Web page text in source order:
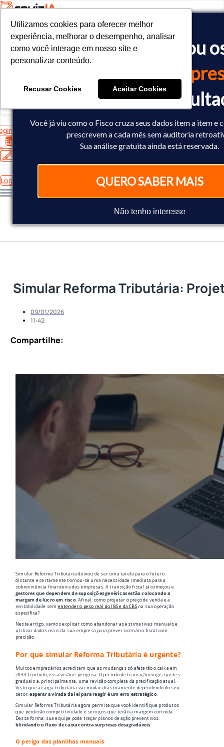
O Fisco já cruzou
dadosda sua
Você já sabe o
Você já viu como o Fisco cruza seus dados item a item e
prescrevem a cada mês sem auditoria
Sua análise gratuita ainda está reservada.
QUERO SABER MAIS
Não tenho interesse
Utilizamos cookies para oferecer melhor
experiência, melhorar o desempenho, analisar
como você interage em nosso site e
personalizar conteúdo.
Recusar Cookies Aceitar Cookies
Utilizamos cookies para oferecer melhor
experiência, melhorar o desempenho, analisar
como você interage em nosso site e
personalizar conteúdo.
Recusar Cookies Aceitar Cookies
<!-- Google tag (gtag.js) -->
<script async src="https://www.googletagmanager.com/gtag/
<script>
  window.dataLayer = window.dataLayer || [];
  gtag('config', 'AW-10793602440');
Experimente Grátis
Login
Simular Reforma Tributária:
09/01/2026
11:42
Compartilhe:
Simular Reforma Tributária deixou de ser uma tarefa para o futuro
distante e certamente tornou-se uma necessidade imediata para a
sobrevivência financeira das empresas. A transição fiscal já começou e
gestores que dependem de suposições genéricas estão colocando a
margem de lucro em risco. Afinal, como projetar o preço de venda e a
rentabilidade sem entender o peso real do IBS e da CBSna sua operação
específica?
Neste artigo, vamos explicar como abandonar as estimativas manuais e
utilizar dados reais da sua empresa para prever o cenário fiscal com
precisão.
Por que simular Reforma Tributária é urgente?
Muitos empresários acreditam que as mudanças só afetarão o caixa em
2033. Contudo, essa visão é perigosa. O período de transição exige ajustes
graduais e, principalmente, uma revisão completa da precificação atual.
Visto que a carga tributária vai mudar drasticamente dependendo do seu
setor,esperar a virada da lei para reagir é um erro estratégico.
Simular Reforma Tributária agora permite que você identifique produtos
que perderão competitividade e serviços que terão a margem corroída.
Dessa forma, sua equipe pode traçar planos de ação preventivos,
blindando o fluxo de caixa contra surpresas desagradáveis.
O perigo das planilhas manuais